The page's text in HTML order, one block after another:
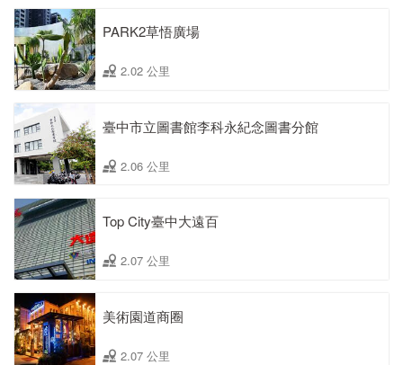
PARK2草悟廣場
2.02 公里
臺中市立圖書館李科永紀念圖書分館
2.06 公里
Top City臺中大遠百
2.07 公里
美術園道商圈
2.07 公里